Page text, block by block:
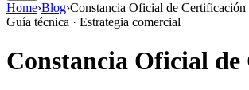
Home›Blog›Constancia Oficial de Certificación
Guía técnica · Estrategia comercial
Constancia Oficial de